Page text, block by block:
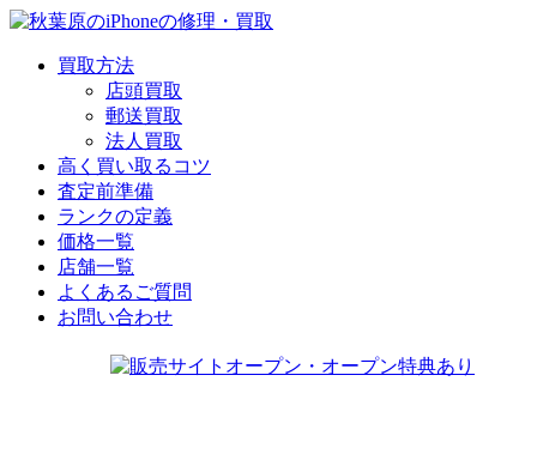
買取方法
店頭買取
郵送買取
法人買取
高く買い取るコツ
査定前準備
ランクの定義
価格一覧
店舗一覧
よくあるご質問
お問い合わせ